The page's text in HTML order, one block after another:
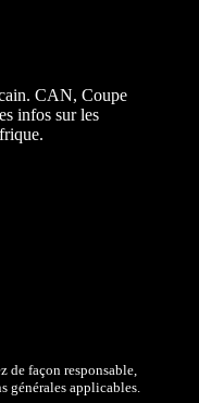
CAN, Coupe
infos sur les
de façon responsable,
générales applicables.